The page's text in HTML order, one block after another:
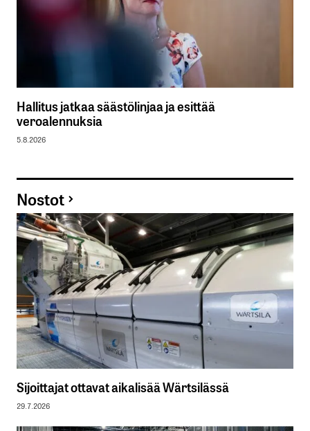
Hallitus jatkaa säästölinjaa ja esittää
veroalennuksia
5.8.2026
Nostot
Sijoittajat ottavat aikalisää Wärtsilässä
29.7.2026